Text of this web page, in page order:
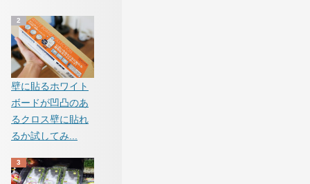
壁に貼るホワイト
ボードが凹凸のあ
るクロス壁に貼れ
るか試してみ...